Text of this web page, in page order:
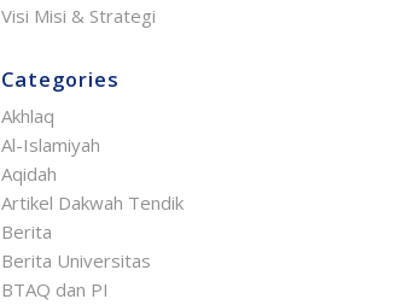
Visi Misi & Strategi
Categories
Akhlaq
Al-Islamiyah
Aqidah
Artikel Dakwah Tendik
Berita
Berita Universitas
BTAQ dan PI